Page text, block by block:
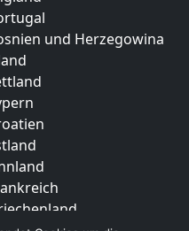
und Herzegowina